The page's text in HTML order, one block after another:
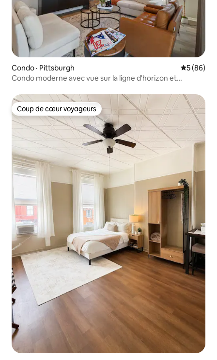
Condo · Pittsburgh Note
5 (86)
Condo moderne avec vue sur la ligne d'horizon et
Coup de cœur voyageurs
Coup de cœur voyageurs